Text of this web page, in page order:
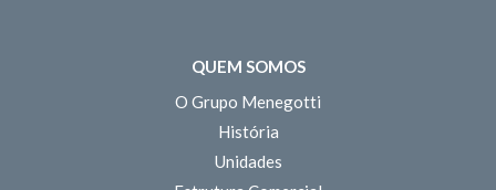
QUEM SOMOS
O Grupo Menegotti
História
Unidades